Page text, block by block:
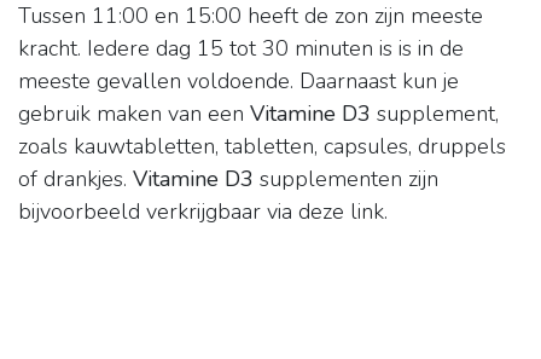
Tussen 11:00 en 15:00 heeft de zon zijn meeste
kracht. Iedere dag 15 tot 30 minuten is is in de
meeste gevallen voldoende. Daarnaast kun je
gebruik maken van een Vitamine D3 supplement,
zoals kauwtabletten, tabletten, capsules, druppels
of drankjes. Vitamine D3 supplementen zijn
bijvoorbeeld verkrijgbaar via deze link.